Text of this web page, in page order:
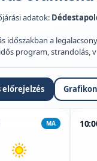
adatok:
időszakban a
program, strandolás,
előrejelzés
MA